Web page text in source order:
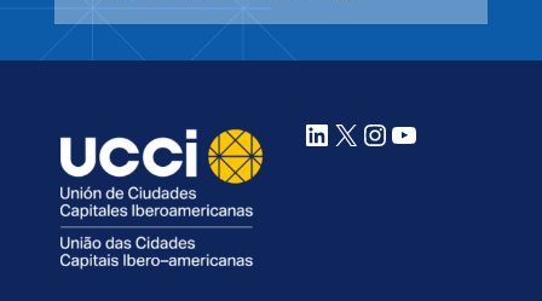
LinkedIn
X Instagram
YouTube